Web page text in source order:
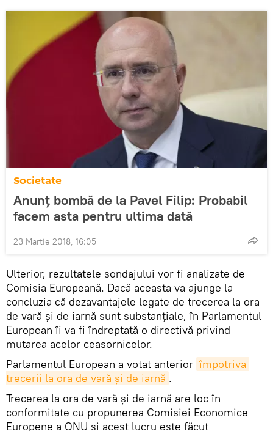
Societate
Anunț bombă de la Pavel Filip: Probabil
facem asta pentru ultima dată
23 Martie 2018, 16:05
Ulterior, rezultatele sondajului vor fi analizate de
Comisia Europeană. Dacă aceasta va ajunge la
concluzia că dezavantajele legate de trecerea la ora
de vară şi de iarnă sunt substanţiale, în Parlamentul
European îi va fi îndreptată o directivă privind
mutarea acelor ceasornicelor.
Parlamentul European a votat anterior împotriva
trecerii la ora de vară şi de iarnă .
Trecerea la ora de vară şi de iarnă are loc în
conformitate cu propunerea Comisiei Economice
Europene a ONU şi acest lucru este făcut